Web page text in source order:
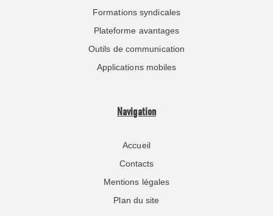
Formations syndicales
Plateforme avantages
Outils de communication
Applications mobiles
Navigation
Accueil
Contacts
Mentions légales
Plan du site